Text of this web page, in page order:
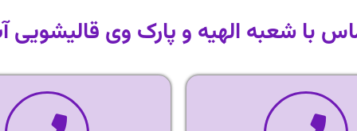
با شعبه الهیه و پارک وی قالیشویی